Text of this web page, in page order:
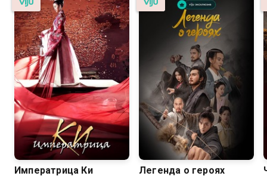
Императрица Ки Легенда о героях